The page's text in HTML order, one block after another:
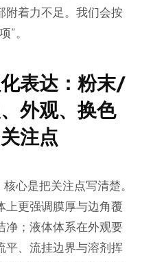
附着力不足。我们会按
”。
表达：粉末/
外观、换色
注点
心是把关注点写清楚。
上更强调膜厚与边角覆
净；液体体系在外观要
平、流挂边界与溶剂挥